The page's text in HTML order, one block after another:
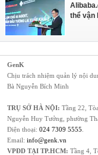
thể vận
GenK
Chịu trách nhiệm quản lý nội
Bà Nguyễn Bích Minh
TRỤ SỞ HÀ NỘI: Tầng 22,
Nguyễn Huy Tưởng, phường
Điện thoại: 024 7309 5555
Email: info@genk.vn
VPĐD TẠI TP.HCM: Tầng 4,